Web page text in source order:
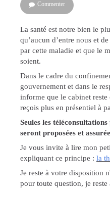
Commenter
La santé est notre bien le
qu’aucun d’entre nous et
par cette maladie et que le
soient.
Dans le cadre du
gouvernement et dans le
informe que le cabinet
reçois plus en présentiel à
Seules les
seront proposées et
Je vous invite à lire mon
expliquant ce principe : la
Je reste à votre disposition
pour toute question, je reste